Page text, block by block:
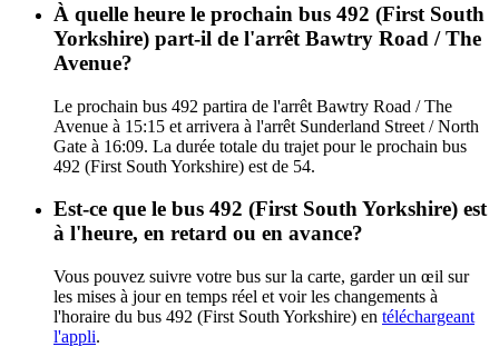
À quelle heure le prochain bus 492 (First South
Yorkshire) part-il de l'arrêt Bawtry Road / The
Avenue?
Le prochain bus 492 partira de l'arrêt Bawtry Road / The
Avenue à 15:15 et arrivera à l'arrêt Sunderland Street / North
Gate à 16:09. La durée totale du trajet pour le prochain bus
492 (First South Yorkshire) est de 54.
Est-ce que le bus 492 (First South Yorkshire) est
à l'heure, en retard ou en avance?
Vous pouvez suivre votre bus sur la carte, garder un œil sur
les mises à jour en temps réel et voir les changements à
l'horaire du bus 492 (First South Yorkshire) en téléchargeant
l'appli.